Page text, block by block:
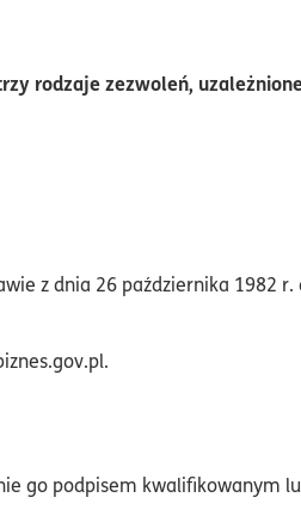
rodzaje zezwoleń,
z dnia 26 października 1982
go podpisem kwalifikowanym